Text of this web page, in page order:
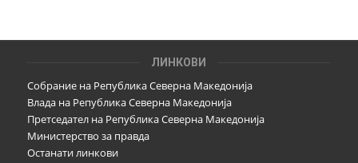
ЛИНКОВИ
Собрание на Република Северна Македонија
Влада на Република Северна Македонија
Претседател на Република Северна Македонија
Министерство за правда
Останати линкови